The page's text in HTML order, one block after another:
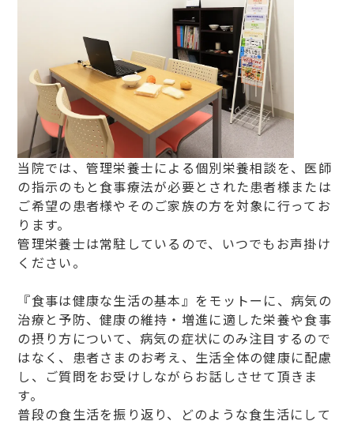
当院では、管理栄養士による個別栄養相談を、医師
の指示のもと食事療法が必要とされた患者様または
ご希望の患者様やそのご家族の方を対象に行ってお
ります。
管理栄養士は常駐しているので、いつでもお声掛け
ください。
『食事は健康な生活の基本』をモットーに、病気の
治療と予防、健康の維持・増進に適した栄養や食事
の摂り方について、病気の症状にのみ注目するので
はなく、患者さまのお考え、生活全体の健康に配慮
し、ご質問をお受けしながらお話しさせて頂きま
す。
普段の食生活を振り返り、どのような食生活にして